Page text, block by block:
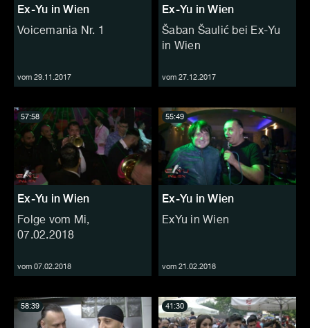
Ex-Yu in Wien
Voicemania Nr. 1
vom 29.11.2017
Ex-Yu in Wien
Šaban Šaulić bei Ex-Yu
in Wien
vom 27.12.2017
Ex-Yu in Wien
Folge vom Mi,
07.02.2018
vom 07.02.2018
57:58
Ex-Yu in Wien
ExYu in Wien
vom 21.02.2018
55:49
58:39 41:30